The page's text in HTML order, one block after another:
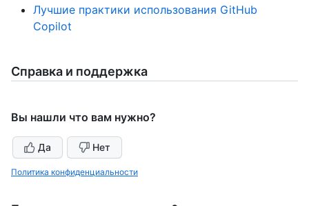
Лучшие практики использования GitHub
Copilot
Справка и поддержка
Вы нашли что вам нужно?
Да Нет
Политика конфиденциальности